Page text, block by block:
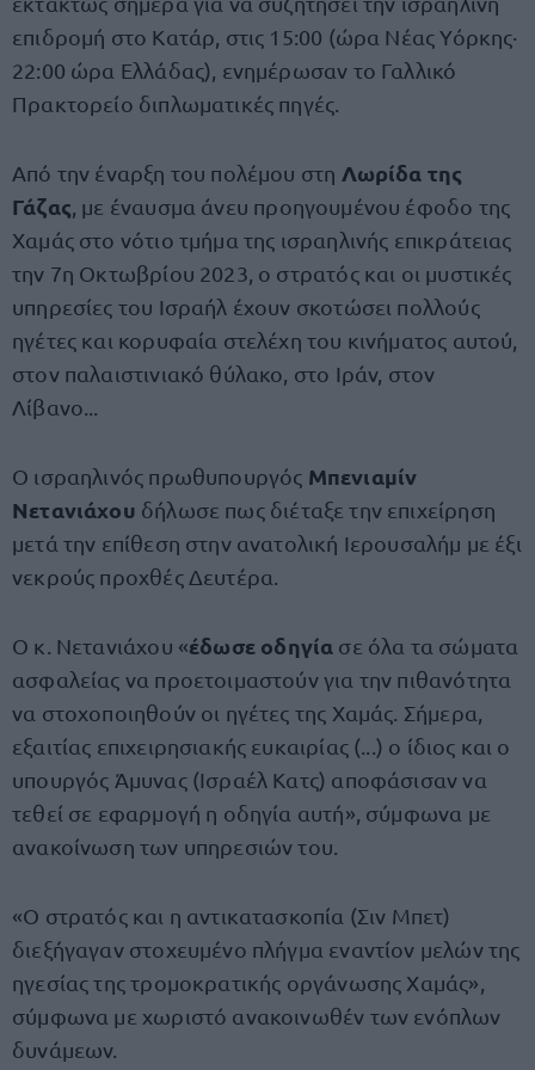
επιδρομή στο Κατάρ, στις 15:00 (ώρα Νέας Υόρκης·
22:00 ώρα Ελλάδας), ενημέρωσαν το Γαλλικό
Πρακτορείο διπλωματικές πηγές.
Από την έναρξη του πολέμου στη Λωρίδα της
Γάζας , με έναυσμα άνευ προηγουμένου έφοδο της
Χαμάς στο νότιο τμήμα της ισραηλινής επικράτειας
την 7η Οκτωβρίου 2023, ο στρατός και οι μυστικές
υπηρεσίες του Ισραήλ έχουν σκοτώσει πολλούς
ηγέτες και κορυφαία στελέχη του κινήματος αυτού,
στον παλαιστινιακό θύλακο, στο Ιράν, στον
Λίβανο...
Ο ισραηλινός πρωθυπουργός Μπενιαμίν
Νετανιάχου δήλωσε πως διέταξε την επιχείρηση
μετά την επίθεση στην ανατολική Ιερουσαλήμ με έξι
νεκρούς προχθές Δευτέρα.
Ο κ. Νετανιάχου «έδωσε οδηγία σε όλα τα σώματα
ασφαλείας να προετοιμαστούν για την πιθανότητα
να στοχοποιηθούν οι ηγέτες της Χαμάς. Σήμερα,
εξαιτίας επιχειρησιακής ευκαιρίας (...) ο ίδιος και ο
υπουργός Άμυνας (Ισραέλ Κατς) αποφάσισαν να
τεθεί σε εφαρμογή η οδηγία αυτή», σύμφωνα με
ανακοίνωση των υπηρεσιών του.
«Ο στρατός και η αντικατασκοπία (Σιν Μπετ)
διεξήγαγαν στοχευμένο πλήγμα εναντίον μελών της
ηγεσίας της τρομοκρατικής οργάνωσης Χαμάς»,
σύμφωνα με χωριστό ανακοινωθέν των ενόπλων
δυνάμεων.